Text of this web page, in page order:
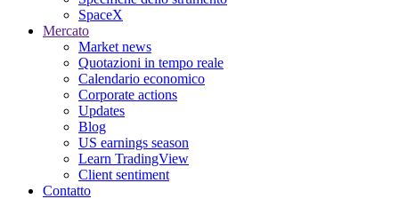
SpaceX
Mercato
Market news
Quotazioni in tempo reale
Calendario economico
Corporate actions
Updates
Blog
US earnings season
Learn TradingView
Client sentiment
Contatto